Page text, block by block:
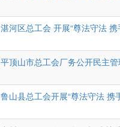
湛河区总工会 开展“尊法守法
平顶山市总工会厂务公开民主
鲁山县总工会开展“尊法守法 携